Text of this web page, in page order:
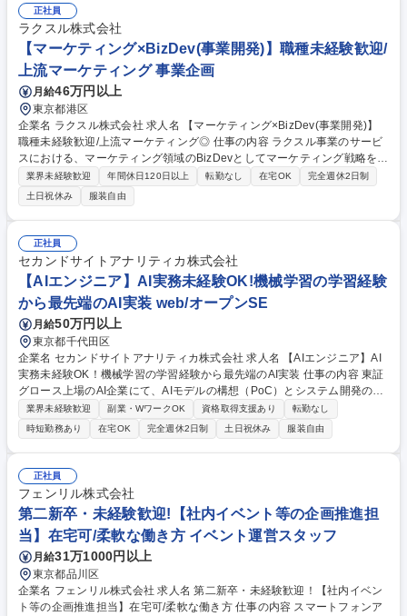
検証とフォロー【魅力】「圧倒的な表現力」と「社内制作の機動力」が強
み。外注を使わないためスピード感があり、自分のアイデアが形になる手
応えを感じながら、営業未経験の方もしっかりとスキルを身に付けること
ができる環境です。 募集職種 【京都/営業（WEB・広告）】第二新卒・未
経験歓迎/キャリアップできる環境
正社員
ラクスル株式会社
【マーケティング×BizDev(事業開発)】職種未経験歓迎/
上流マーケティング 事業企画
月給46万円以上
東京都港区
企業名 ラクスル株式会社 求人名 【マーケティング×BizDev(事業開発)】
職種未経験歓迎/上流マーケティング◎ 仕事の内容 ラクスル事業のサービ
スにおける、マーケティング領域のBizDevとしてマーケティング戦略をレ
バーとした事業開発、事業の成長をミッションとして担っていただきま
す。 ■Webサービスのマーケティング業務 ■顧客理解に基づく顧客戦略の
策定・ハンズオンでの実行 ■広告代理店ディレクション・マネジメントに
よる戦術実行 ■複数職種から成るチームのリード(データ、クリエイティ
ブ、プロダクトマネジメント等) ■プロジェクトマネジメン(スコープ設
定、KGI/KPI、ロードマップ、タスク管理、リソース要求/管理、PJコミュ
ニケーション等) 募集職種 【マーケティング×BizDev(事業開発)】職種未
経験歓迎/上流マーケティング◎
業界未経験歓迎 年間休日120日以上 転勤なし 在宅OK
完全週休2日制
土日祝休み
服装自由
正社員
セカンドサイトアナリティカ株式会社
【AIエンジニア】AI実務未経験OK!機械学習の学習経験
から最先端のAI実装 web/オープンSE
月給50万円以上
東京都千代田区
企業名 セカンドサイトアナリティカ株式会社 求人名 【AIエンジニア】AI
実務未経験OK！機械学習の学習経験から最先端のAI実装 仕事の内容 東証
グロース上場のAI企業にて、AIモデルの構想（PoC）とシステム開発のハ
ブを担うAIエンジニアを募集。主にAWSでのAIプロダクト開発およびAIシ
ステム構築やサービスの企画～顧客提案に携わっていただきます。 ■自社
基盤『R2Engine』等を駆使し、顧客課題のヒアリングからAIモデルの作
成、システムへの実装・運用までを一貫して担当します。 【詳細】・AIを
実行する基盤「AIエンジン」の開発 ・上記、エンジン上で動作するAIモデ
ルの開発および運用 ・顧客や協業会社とのコミュニケーション を行いま
す。 募集職種 【AIエンジニア】AI実務未経験OK！機械学習の学習経験か
ら最先端のAI実装
業界未経験歓迎 副業・WワークOK 資格取得支援あり
転勤なし
時短勤務あり
在宅OK 完全週休2日制 土日祝休み 服装自由
正社員
フェンリル株式会社
第二新卒・未経験歓迎!【社内イベント等の企画推進担
当】在宅可/柔軟な働き方 イベント運営スタッフ
月給31万1000円以上
東京都品川区
企業名 フェンリル株式会社 求人名 第二新卒・未経験歓迎！【社内イベン
ト等の企画推進担当】在宅可/柔軟な働き方 仕事の内容 スマートフォンア